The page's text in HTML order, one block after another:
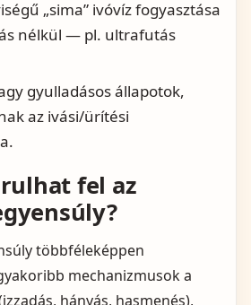
„sima” ivóvíz fogyasztása
nélkül — pl. ultrafutás
gyulladásos állapotok,
az ivási/ürítési
fel az
többféleképpen
mechanizmusok a
hányás, hasmenés),